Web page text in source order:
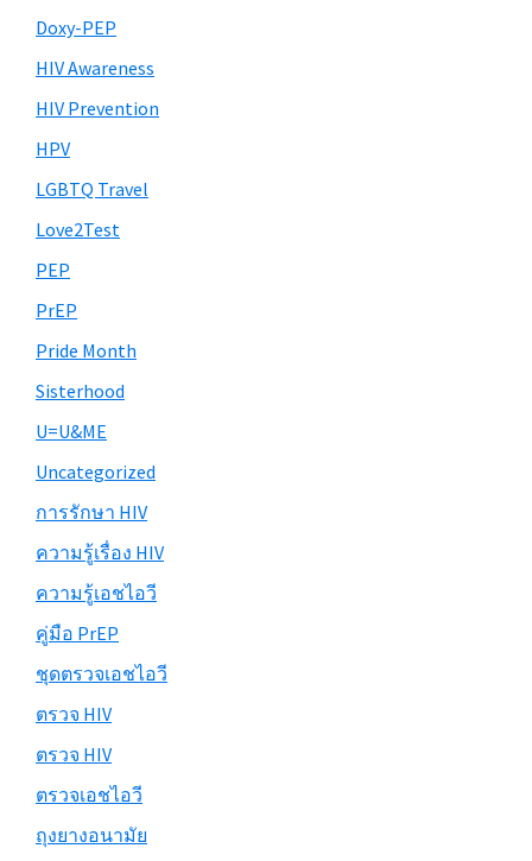
Doxy-PEP
HIV Awareness
HIV Prevention
HPV
LGBTQ Travel
Love2Test
PEP
PrEP
Pride Month
Sisterhood
U=U&ME
Uncategorized
การรักษา HIV
ความรู้เรื่อง HIV
ความรู้เอชไอวี
คู่มือ PrEP
ชุดตรวจเอชไอวี
ตรวจ HIV
ตรวจ HIV
ตรวจเอชไอวี
ถุงยางอนามัย